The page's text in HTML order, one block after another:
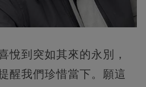
悅到突如其來的永別，
醒我們珍惜當下。願這